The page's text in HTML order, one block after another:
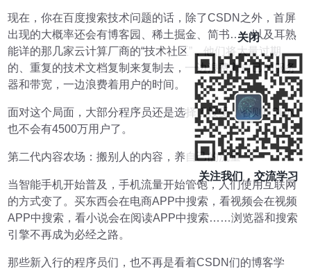
现在，你在百度搜索技术问题的话，除了CSDN之外，首屏
出现的大概率还会有博客园、稀土掘金、简书……以及耳熟
能详的那几家云计算厂商的“技术社区”，他们将大量过期
的、重复的技术文档复制来复制去，一边浪费着自己的服务
器和带宽，一边浪费着用户的时间。
面对这个局面，大部分程序员还是选择了接受，否则CSDN
也不会有4500万用户了。
第二代内容农场：搬别人的内容，养自己的流量
当智能手机开始普及，手机流量开始管饱，人们使用互联网
的方式变了。买东西会在电商APP中搜索，看视频会在视频
APP中搜索，看小说会在阅读APP中搜索……浏览器和搜索
引擎不再成为必经之路。
那些新入行的程序员们，也不再是看着CSDN们的博客学
关闭
关注我们，交流学习